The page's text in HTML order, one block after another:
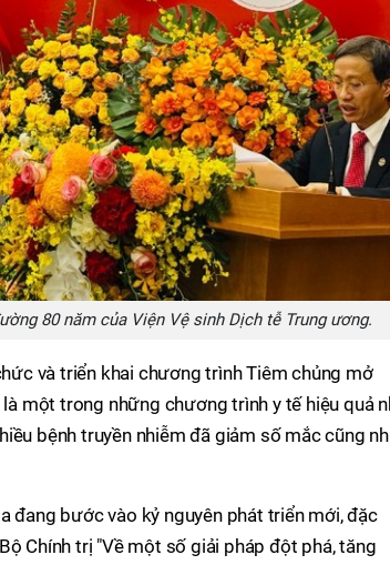
80 năm của Viện Vệ sinh Dịch tễ Trung ương.
và triển khai chương trình Tiêm chủng mở
một trong những chương trình y tế hiệu quả
bệnh truyền nhiễm đã giảm số mắc cũng
đang bước vào kỷ nguyên phát triển mới, đặc
Chính trị "Về một số giải pháp đột phá, tăng